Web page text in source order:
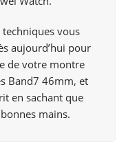
vous
aujourd’hui pour
de votre montre
Band7 46mm, et
en sachant que
mains.